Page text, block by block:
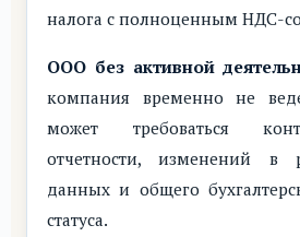
налога с полноценным НДС-
ООО без активной
компания временно не
может требоваться
отчетности, изменений в
данных и общего
статуса.